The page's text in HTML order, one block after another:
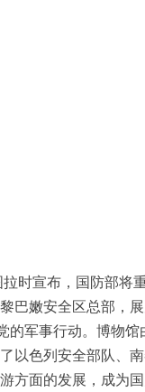
时宣布，国防部将
巴嫩安全区总部，
军事行动。博物
以色列安全部队、
面的发展，成为